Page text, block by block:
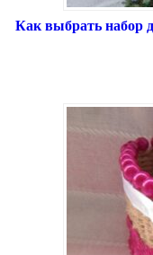
Как выбрать набор